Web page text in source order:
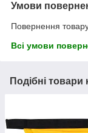
Умови
Повернення
Всі умови
Подібні товари